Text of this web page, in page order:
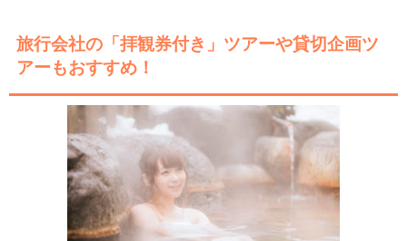
旅行会社の「拝観券付き」ツアーや貸切企画ツ
アーもおすすめ！